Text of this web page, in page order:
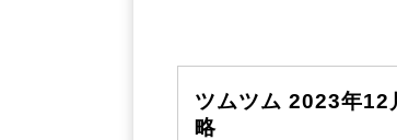
ツムツム 2023年12
略